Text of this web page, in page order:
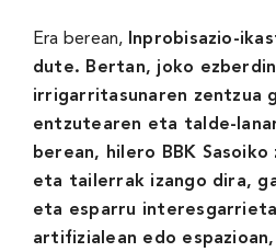
Era berean, Inprobisazio-
dute. Bertan, joko
irrigarritasunaren zentzua
entzutearen eta talde-
berean, hilero BBK
eta tailerrak izango dira,
eta esparru
artifizialean edo